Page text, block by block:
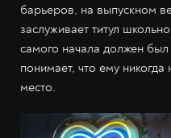
барьеров, на выпускном
заслуживает титул
самого начала должен
понимает, что ему
место.